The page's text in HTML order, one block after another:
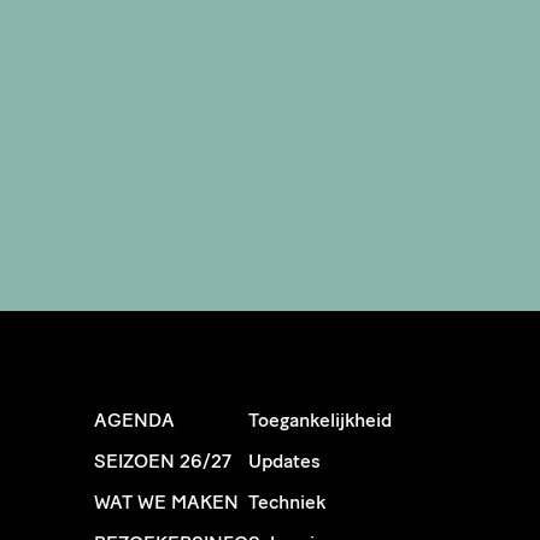
AGENDA
SEIZOEN 26/27
WAT WE MAKEN
Toegankelijkheid
Updates
Techniek